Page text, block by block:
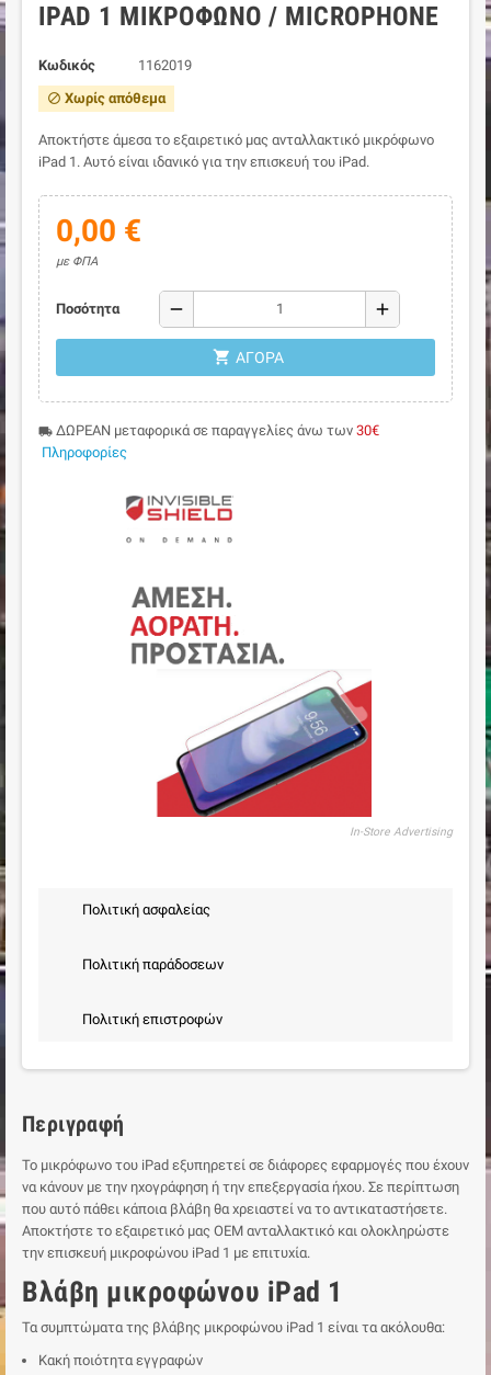
IPAD 1 ΜΙΚΡΌΦΩΝΟ / MICROPHONE
Κωδικός 1162019
block Χωρίς απόθεμα
Αποκτήστε άμεσα το εξαιρετικό μας ανταλλακτικό μικρόφωνο
iPad 1. Αυτό είναι ιδανικό για την επισκευή του iPad.
0,00 €
με ΦΠΑ
Ποσότητα remove add
shopping_cart ΑΓΟΡΆ
local_shipping ΔΩΡΕΑΝ μεταφορικά σε παραγγελίες άνω των 30€
Πληροφορίες
In-Store Advertising
Πολιτική ασφαλείας
Πολιτική παράδοσεων
Πολιτική επιστροφών
Περιγραφή
Το μικρόφωνο του iPad εξυπηρετεί σε διάφορες εφαρμογές που έχουν
να κάνουν με την ηχογράφηση ή την επεξεργασία ήχου. Σε περίπτωση
που αυτό πάθει κάποια βλάβη θα χρειαστεί να το αντικαταστήσετε.
Αποκτήστε το εξαιρετικό μας ΟΕΜ ανταλλακτικό και ολοκληρώστε
την επισκευή μικροφώνου iPad 1 με επιτυχία.
Βλάβη μικροφώνου iPad 1
Τα συμπτώματα της βλάβης μικροφώνου iPad 1 είναι τα ακόλουθα:
Κακή ποιότητα εγγραφών